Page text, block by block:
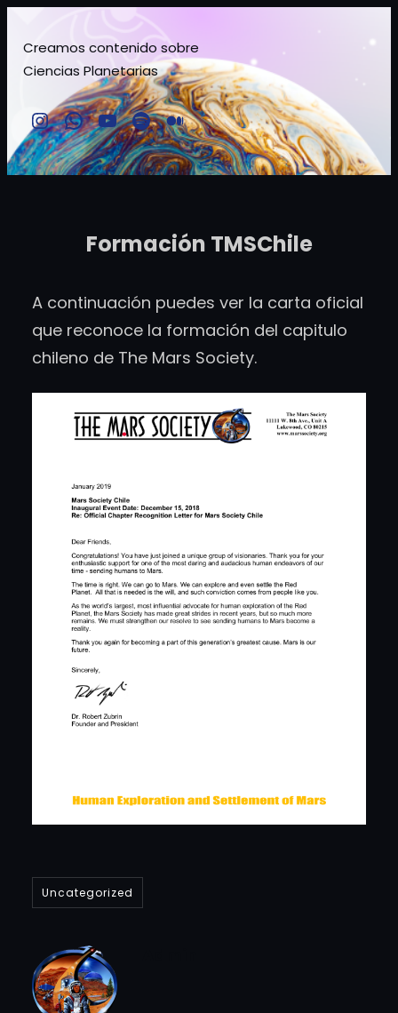
contenido
Creamos contenido sobre
Ciencias Planetarias
Instagram
Comunidad TMSchile
YouTube
Spotify
Medium
Formación TMSChile
A continuación puedes ver la carta oficial
que reconoce la formación del capitulo
chileno de The Mars Society.
Uncategorized